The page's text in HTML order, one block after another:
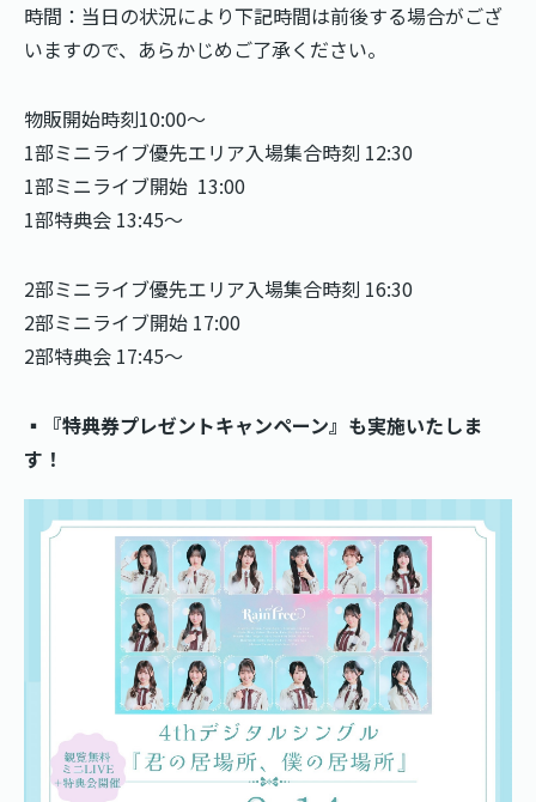
時間：当日の状況により下記時間は前後する場合がござ
いますので、あらかじめご了承ください。
物販開始時刻10:00〜
1部ミニライブ優先エリア入場集合時刻 12:30
1部ミニライブ開始 13:00
1部特典会 13:45〜
2部ミニライブ優先エリア入場集合時刻 16:30
2部ミニライブ開始 17:00
2部特典会 17:45〜
▪️ 『特典券プレゼントキャンペーン』も実施いたしま
す！